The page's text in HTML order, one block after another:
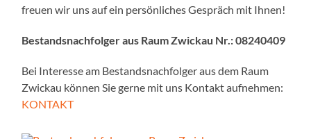
freuen wir uns auf ein persönliches Gespräch mit Ihnen!
Bestandsnachfolger aus Raum Zwickau Nr.:08240409
Bei Interesse am Bestandsnachfolger aus dem Raum
Zwickau können Sie gerne mit uns Kontakt aufnehmen:
KONTAKT